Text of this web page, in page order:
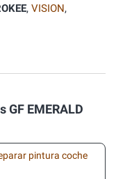
, VISION,
EMERALD
pintura coche